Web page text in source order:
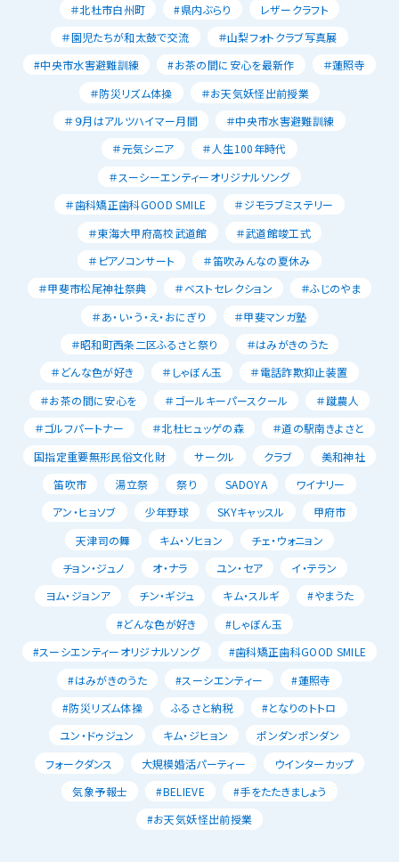
＃北杜市白州町
#県内ぶらり
レザークラフト
＃園児たちが和太鼓で交流
＃山梨フォトクラブ写真展
#中央市水害避難訓練
#お茶の間に安心を最新作
＃蓮照寺
＃防災リズム体操
＃お天気妖怪出前授業
＃９月はアルツハイマー月間
＃中央市水害避難訓練
＃元気シニア
＃人生100年時代
＃スーシーエンティーオリジナルソング
＃歯科矯正歯科GOOD SMILE
＃ジモラブミステリー
＃東海大甲府高校武道館
＃武道館竣工式
＃ピアノコンサート
＃笛吹みんなの夏休み
＃甲斐市松尾神社祭典
＃ベストセレクション
＃ふじのやま
＃あ・い・う・え・おにぎり
＃甲斐マンガ塾
＃昭和町西条二区ふるさと祭り
＃はみがきのうた
＃どんな色が好き
＃しゃぼん玉
＃電話詐欺抑止装置
＃お茶の間に安心を
＃ゴールキーパースクール
＃蹴農人
＃ゴルフパートナー
＃北杜ヒュッゲの森
＃道の駅南きよさと
国指定重要無形民俗文化財
サークル クラブ
美和神社
笛吹市
湯立祭 祭り SADOYA
ワイナリー
アン・ヒョソブ
少年野球 SKYキャッスル
甲府市
天津司の舞
キム・ソヒョン
チェ・ウォニョン
チョン・ジュノ
オ・ナラ ユン・セア
イ・テラン
ヨム・ジョンア
チン・ギジュ キム・スルギ
#やまうた
#どんな色が好き
#しゃぼん玉
#スーシエンティーオリジナルソング
#歯科矯正歯科GOOD SMILE
#はみがきのうた
#スーシエンティー
#蓮照寺
#防災リズム体操
ふるさと納税
#となりのトトロ
ユン・ドゥジュン
キム・ジヒョン
ポンダンポンダン
フォークダンス
大規模婚活パーティー
ウインターカップ
気象予報士
#BELIEVE
#手をたたきましょう
#お天気妖怪出前授業